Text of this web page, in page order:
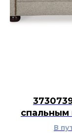
спальным
В